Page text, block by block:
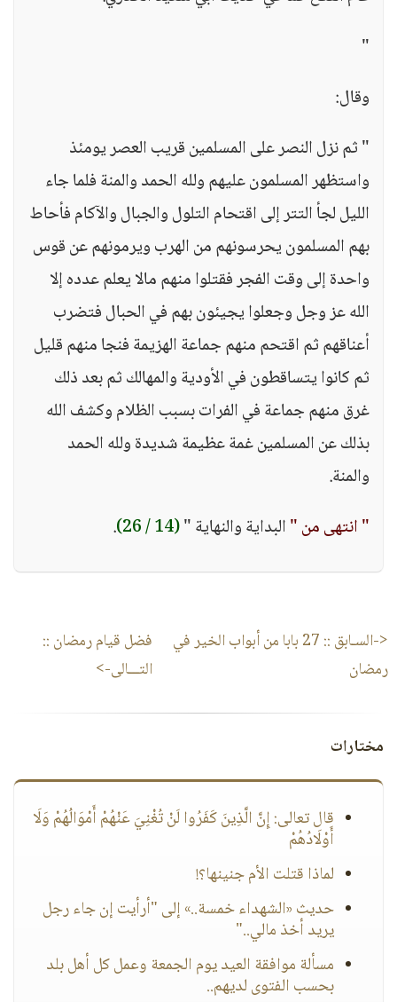
"
وقال:
" ثم نزل النصر على المسلمين قريب العصر يومئذ
واستظهر المسلمون عليهم ولله الحمد والمنة فلما جاء
الليل لجأ التتر إلى اقتحام التلول والجبال والآكام فأحاط
بهم المسلمون يحرسونهم من الهرب ويرمونهم عن قوس
واحدة إلى وقت الفجر فقتلوا منهم مالا يعلم عدده إلا
الله عز وجل وجعلوا يجيئون بهم في الحبال فتضرب
أعناقهم ثم اقتحم منهم جماعة الهزيمة فنجا منهم قليل
ثم كانوا يتساقطون في الأودية والمهالك ثم بعد ذلك
غرق منهم جماعة في الفرات بسبب الظلام وكشف الله
بذلك عن المسلمين غمة عظيمة شديدة ولله الحمد
والمنة.
" انتهى من "البداية والنهاية "(14 / 26)
.
<-السـابق ::
27 بابا من أبواب الخير في
رمضان
فضل قيام رمضان ::
التـــالى->
مختارات
قال تعالى: إِنَّ الَّذِينَ كَفَرُوا لَنْ تُغْنِيَ عَنْهُمْ أَمْوَالُهُمْ وَلَا
أَوْلَادُهُمْ
لماذا قتلت الأم جنينها؟!
حديث «الشهداء خمسة..» إلى "أرأيت إن جاء رجل
يريد أخذ مالي.."
مسألة موافقة العيد يوم الجمعة وعمل كل أهل بلد
بحسب الفتوى لديهم..